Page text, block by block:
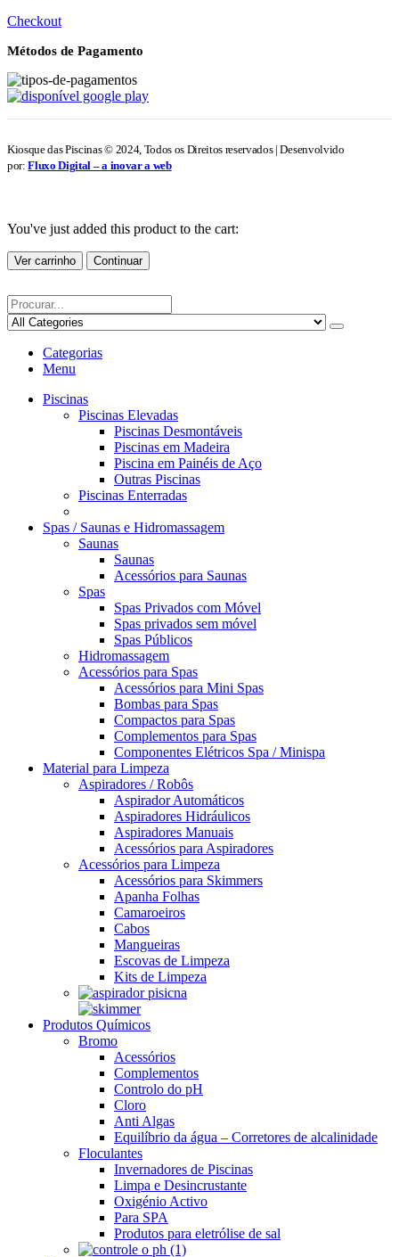
Checkout
Métodos de Pagamento
Kiosque das Piscinas © 2024, Todos os Direitos reservados | Desenvolvido
por:Fluxo Digital – a inovar a web
You've just added this product to the cart:
Ver carrinho Continuar
Categorias
Menu
Piscinas
Piscinas Elevadas
Piscinas Desmontáveis
Piscinas em Madeira
Piscina em Painéis de Aço
Outras Piscinas
Piscinas Enterradas
Spas / Saunas e Hidromassagem
Saunas
Saunas
Acessórios para Saunas
Spas
Spas Privados com Móvel
Spas privados sem móvel
Spas Públicos
Hidromassagem
Acessórios para Spas
Acessórios para Mini Spas
Bombas para Spas
Compactos para Spas
Complementos para Spas
Componentes Elétricos Spa / Minispa
Material para Limpeza
Aspiradores / Robôs
Aspirador Automáticos
Aspiradores Hidráulicos
Aspiradores Manuais
Acessórios para Aspiradores
Acessórios para Limpeza
Acessórios para Skimmers
Apanha Folhas
Camaroeiros
Cabos
Mangueiras
Escovas de Limpeza
Kits de Limpeza
Produtos Químicos
Bromo
Acessórios
Complementos
Controlo do pH
Cloro
Anti Algas
Equilíbrio da água – Corretores de alcalinidade
Floculantes
Invernadores de Piscinas
Limpa e Desincrustante
Oxigénio Activo
Para SPA
Produtos para eletrólise de sal